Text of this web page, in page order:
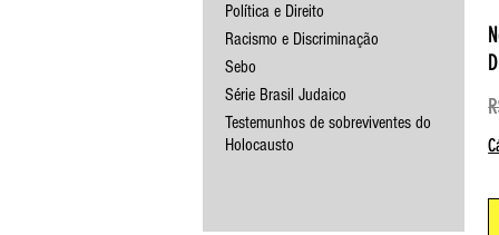
Política e Direito
Racismo e Discriminação
Sebo
Série Brasil Judaico
Testemunhos de sobreviventes do
Holocausto